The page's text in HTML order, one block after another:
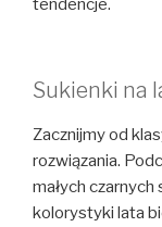
tendencje.
Sukienki na
Zacznijmy od
rozwiązania.
małych czarnych
kolorystyki lata